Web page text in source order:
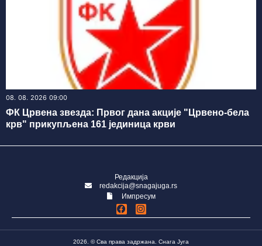
08. 08. 2026 09:00
ФК Црвена звезда: Првог дана акције "Црвено-бела
крв" прикупљена 161 јединица крви
Редакција
redakcija@snagajuga.rs
Импресум
2026. © Сва права задржана. Снага Југа